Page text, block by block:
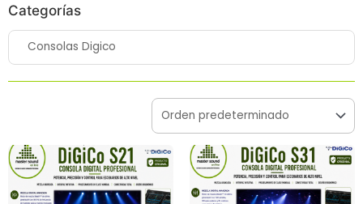
Categorías